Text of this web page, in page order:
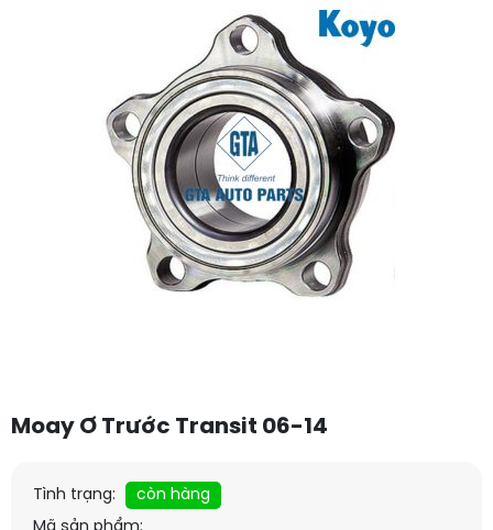
Moay Ơ Trước Transit 06-14
Tình trạng:
còn hàng